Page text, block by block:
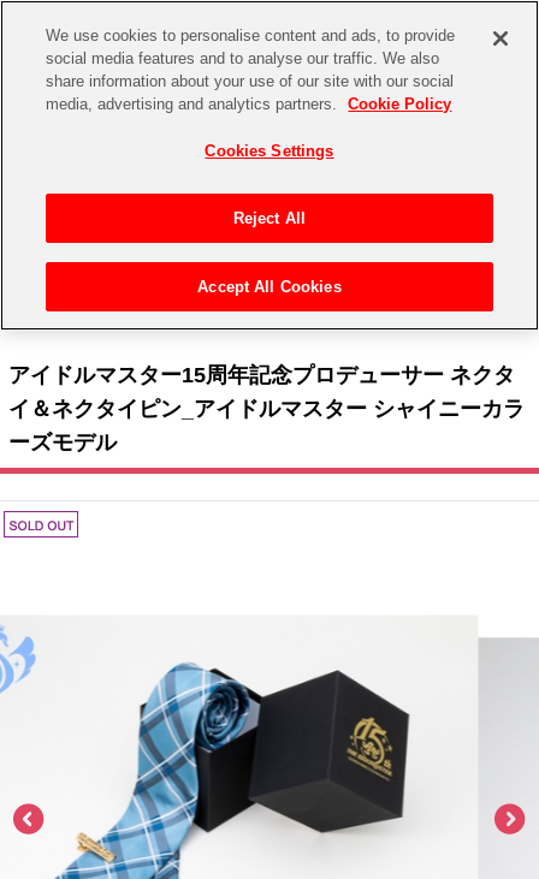
CHANNEL STORE EVENT
ゲーム 電子書籍
CD / Blu-ray
EVENT
プレミアム会員とは
アイドルマスターシリーズ
アイドルマスター
アイドルマスター SideM
アイドルマスター シャイニーカラーズ
学園アイドルマスター
テイルズ オブ シリーズ
太鼓の達人
ACE COMBAT
イベントグッズ
トイ・ホビー
> アイドルマスター15周年記念プロデューサー ネクタイ＆ネクタイ
アイドルマスター15周年記念プロデューサー ネクタ
イ＆ネクタイピン_アイドルマスター シャイニーカラ
ーズモデル
We use cookies to personalise content and ads, to provide
social media features and to analyse our traffic. We also
share information about your use of our site with our social
media, advertising and analytics partners.
Cookie Policy
Cookies Settings
Reject All
Accept All Cookies